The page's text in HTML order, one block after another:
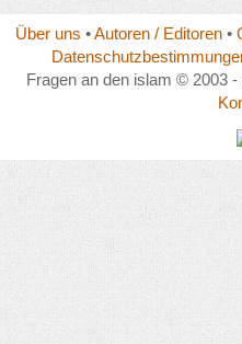
Über uns •Autoren / Editoren•
Fragen an den islam © 2003 -